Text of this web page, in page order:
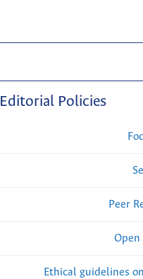
Editorial Policies
Peer
Open
Ethical guidelines